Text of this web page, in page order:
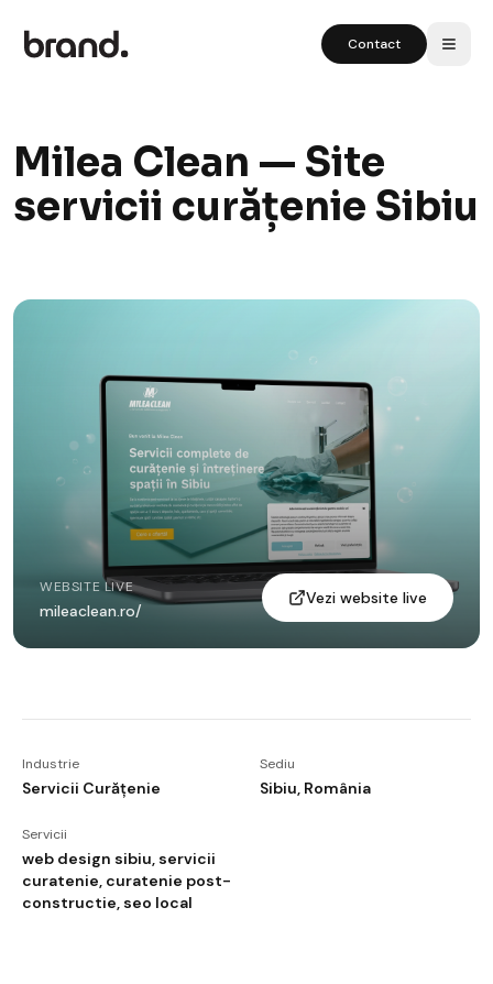
Contact
Milea Clean — Site
servicii curățenie Sibiu
WEBSITE LIVE
mileaclean.ro/
Vezi website live
Industrie
Servicii Curățenie
Sediu
Sibiu, România
Servicii
web design sibiu, servicii
curatenie, curatenie post-
constructie, seo local